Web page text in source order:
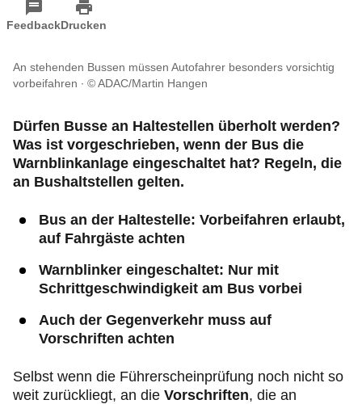
FeedbackDrucken
An stehenden Bussen müssen Autofahrer besonders vorsichtig
vorbeifahren
© ADAC/Martin Hangen
Dürfen Busse an Haltestellen überholt werden?
Was ist vorgeschrieben, wenn der Bus die
Warnblinkanlage eingeschaltet hat? Regeln, die
an Bushaltstellen gelten.
Bus an der Haltestelle: Vorbeifahren erlaubt,
auf Fahrgäste achten
Warnblinker eingeschaltet: Nur mit
Schrittgeschwindigkeit am Bus vorbei
Auch der Gegenverkehr muss auf
Vorschriften achten
Selbst wenn die Führerscheinprüfung noch nicht so
weit zurückliegt, an die Vorschriften, die an